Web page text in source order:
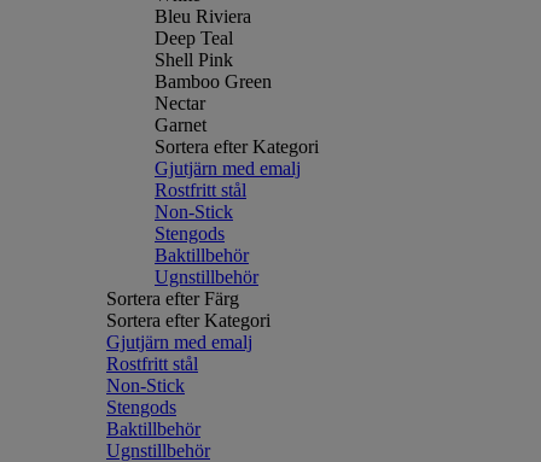
Bleu Riviera
Deep Teal
Shell Pink
Bamboo Green
Nectar
Garnet
Sortera efter Kategori
Gjutjärn med emalj
Rostfritt stål
Non-Stick
Stengods
Baktillbehör
Ugnstillbehör
Sortera efter Färg
Sortera efter Kategori
Gjutjärn med emalj
Rostfritt stål
Non-Stick
Stengods
Baktillbehör
Ugnstillbehör